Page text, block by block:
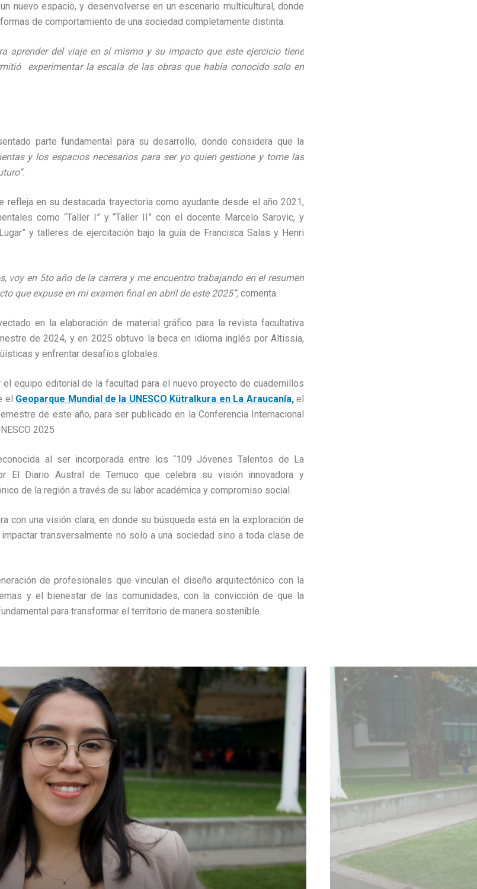
nuevo espacio, y desenvolverse en un escenario multicultural, donde
de comportamiento de una sociedad completamente distinta.
aprender del viaje en sí mismo y su impacto que este ejercicio tiene
experimentar la escala de las obras que había conocido solo en
parte fundamental para su desarrollo, donde considera que la
y los espacios necesarios para ser yo quien gestione y tome las
refleja en su destacada trayectoria como ayudante desde el año 2021,
como “Taller I” y “Taller II” con el docente Marcelo Sarovic, y
y talleres de ejercitación bajo la guía de Francisca Salas y Henri
voy en 5to año de la carrera y me encuentro trabajando en el resumen
que expuse en mi examen final en abril de este 2025”, comenta.
en la elaboración de material gráfico para la revista facultativa
de 2024, y en 2025 obtuvo la beca en idioma inglés por Altissia,
y enfrentar desafíos globales.
el equipo editorial de la facultad para el nuevo proyecto de cuadernillos
el Geoparque Mundial de la UNESCO Kütralkura en La Araucanía, el
de este año, para ser publicado en la Conferencia Internacional
2025
al ser incorporada entre los “109 Jóvenes Talentos de La
El Diario Austral de Temuco que celebra su visión innovadora y
de la región a través de su labor académica y compromiso social.
con una visión clara, en donde su búsqueda está en la exploración de
transversalmente no solo a una sociedad sino a toda clase de
de profesionales que vinculan el diseño arquitectónico con la
y el bienestar de las comunidades, con la convicción de que la
para transformar el territorio de manera sostenible.